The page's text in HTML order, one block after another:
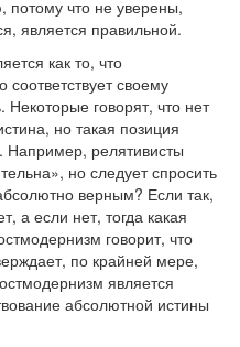
что не уверены,
является правильной.
как то, что
соответствует своему
Некоторые говорят, что нет
но такая позиция
Например, релятивисты
но следует спросить
верным? Если так,
а если нет, тогда какая
говорит, что
по крайней мере,
является
абсолютной истины